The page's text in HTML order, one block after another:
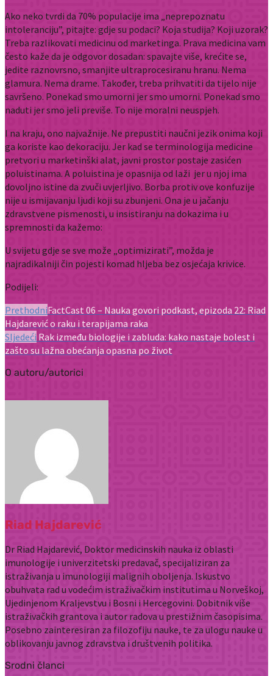
Ako neko tvrdi da 70% populacije ima „neprepoznatu
intoleranciju”, pitajte: gdje su podaci? Koja studija? Koji uzorak?
Treba razlikovati medicinu od marketinga. Prava medicina vam
često kaže da je odgovor dosadan: spavajte više, krećite se,
jedite raznovrsno, smanjite ultraprocesiranu hranu. Nema
glamura. Nema drame. Također, treba prihvatiti da tijelo nije
savršeno. Ponekad smo umorni jer smo umorni. Ponekad smo
naduti jer smo jeli previše. To nije moralni neuspjeh.
I na kraju, ono najvažnije. Ne prepustiti naučni jezik onima koji
ga koriste kao dekoraciju. Jer kad se terminologija medicine
pretvori u marketinški alat, javni prostor postaje zasićen
poluistinama. A poluistina je opasnija od laži jer u njoj ima
dovoljno istine da zvuči uvjerljivo. Borba protiv ove konfuzije
nije u ismijavanju ljudi koji su zbunjeni. Ona je u jačanju
zdravstvene pismenosti, u insistiranju na dokazima i u
spremnosti da kažemo:
U svijetu gdje se sve može „optimizirati”, možda je
najradikalniji čin pojesti komad hljeba bez osjećaja krivice.
Podijeli:
PrethodniFactCast 06 – Nauka govori podkast, epizoda 22: Riad
Hajdarević o raku i terapijama raka
Sljedeći Rak između biologije i zabluda: kako nastaje bolest i
zašto su lažna obećanja opasna po život
O autoru/autorici
Riad Hajdarević
Dr Riad Hajdarević, Doktor medicinskih nauka iz oblasti
imunologije i univerzitetski predavač, specijaliziran za
istraživanja u imunologiji malignih oboljenja. Iskustvo
obuhvata rad u vodećim istraživačkim institutima u Norveškoj,
Ujedinjenom Kraljevstvu i Bosni i Hercegovini. Dobitnik više
istraživačkih grantova i autor radova u prestižnim časopisima.
Posebno zainteresiran za filozofiju nauke, te za ulogu nauke u
oblikovanju javnog zdravstva i društvenih politika.
Srodni članci